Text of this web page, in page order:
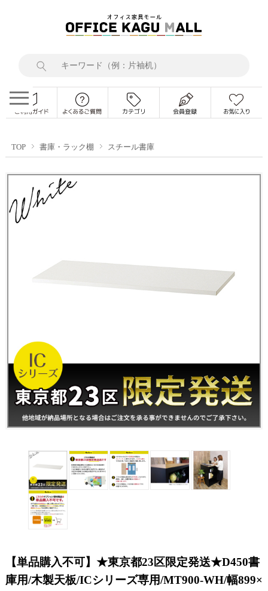
TOP 書庫・ラック棚 スチール書庫
【単品購入不可】★東京都23区限定発送★D450書
庫用/木製天板/ICシリーズ専用/MT900-WH/幅899×